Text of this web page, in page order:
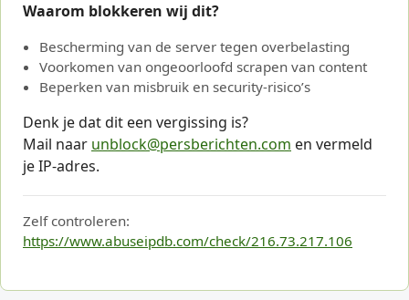
Waarom blokkeren wij dit?
Bescherming van de server tegen overbelasting
Voorkomen van ongeoorloofd scrapen van content
Beperken van misbruik en security-risico’s
Denk je dat dit een vergissing is?
Mail naar unblock@persberichten.com en vermeld
je IP-adres.
Zelf controleren:
https://www.abuseipdb.com/check/216.73.217.106